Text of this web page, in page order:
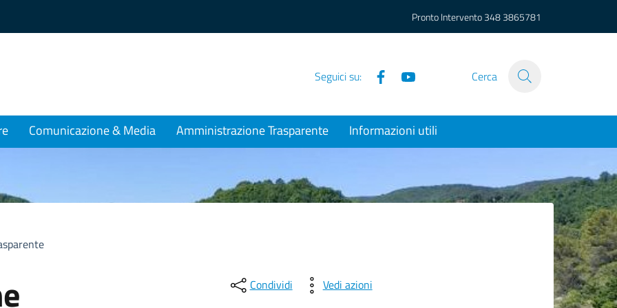
Pronto Intervento348 3865781
Seguici su: Facebook Cerca
Comunicazione & Media Amministrazione Trasparente Informazioni utili
Condividi Vedi azioni